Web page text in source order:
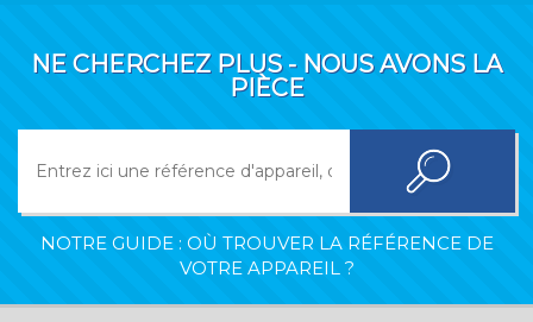
NE CHERCHEZ PLUS - NOUS AVONS LA
PIÈCE
NOTRE GUIDE : OÙ TROUVER LA RÉFÉRENCE DE
VOTRE APPAREIL ?